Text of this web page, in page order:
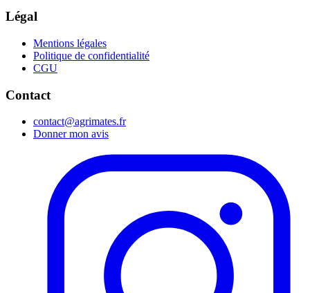
Légal
Mentions légales
Politique de confidentialité
CGU
Contact
contact@agrimates.fr
Donner mon avis